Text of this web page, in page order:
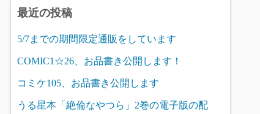
最近の投稿
5/7までの期間限定通販をしています
COMIC1☆26、お品書き公開します！
コミケ105、お品書き公開します
うる星本「絶倫なやつら」2巻の電子版の配